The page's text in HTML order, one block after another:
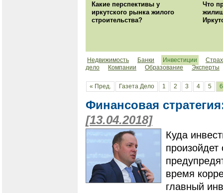
Какие перспективы у
иркутского рынка жилого
строительства?
Что
Недвижимость Банки Инвестиции
дело
Компании Образование Эксперты
« Пред. Газета Дело 1 2 3 4 5 6
Финансовая
[13.04.2018]
Куда
время
главный